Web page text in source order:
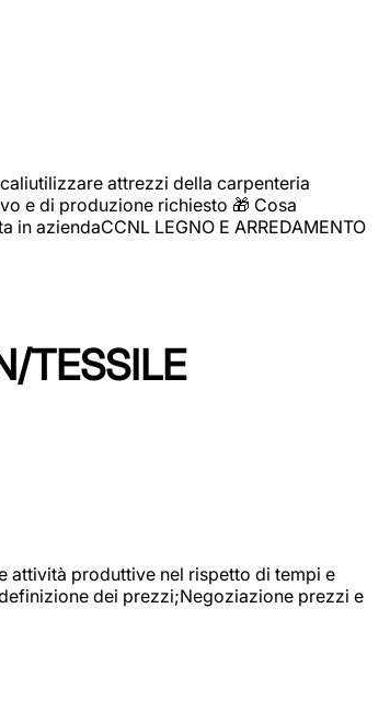
attrezzi della carpenteria
e di produzione richiesto 🎁 Cosa
aziendaCCNL LEGNO E ARREDAMENTO
TESSILE
attività produttive nel rispetto di tempi e
dei prezzi;Negoziazione prezzi e